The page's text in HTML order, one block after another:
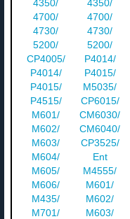
4350/
4700/
4730/
5200/
CP4005/
P4014/
P4015/
P4515/
M601/
M602/
M603/
M604/
M605/
M606/
M435/
M701/
4350/
4700/
4730/
5200/
P4014/
P4015/
M5035/
CP6015/
CM6030/
CM6040/
CP3525/
Ent
M4555/
M601/
M602/
M603/